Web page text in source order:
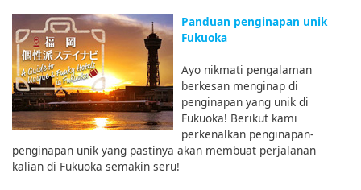
Panduan penginapan unik
Fukuoka
Ayo nikmati pengalaman
berkesan menginap di
penginapan yang unik di
Fukuoka! Berikut kami
perkenalkan penginapan-
penginapan unik yang pastinya akan membuat perjalanan
kalian di Fukuoka semakin seru!